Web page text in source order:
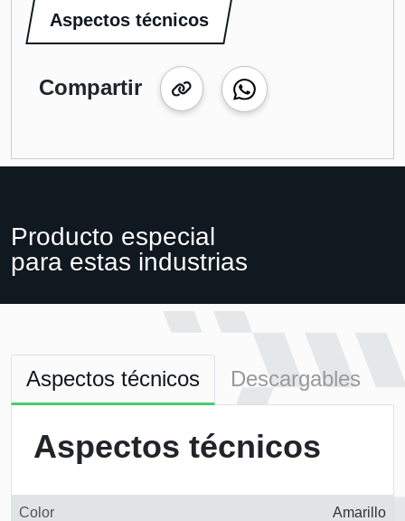
Aspectos técnicos
Compartir
Producto especial
para estas industrias
Aspectos técnicos Descargables
Aspectos técnicos
Color Amarillo